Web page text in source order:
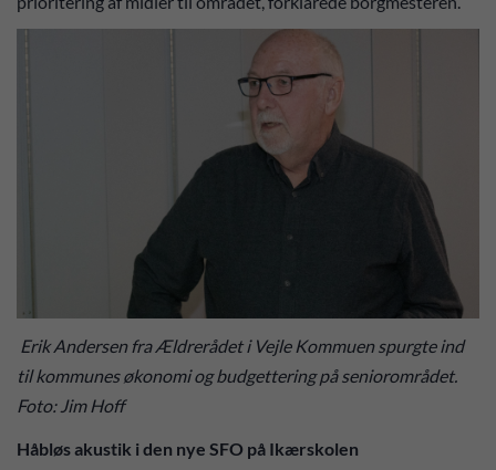
Erik Andersen fra Ældrerådet i Vejle Kommuen spurgte ind
til kommunes økonomi og budgettering på seniorområdet.
Foto: Jim Hoff
Håbløs akustik i den nye SFO på Ikærskolen